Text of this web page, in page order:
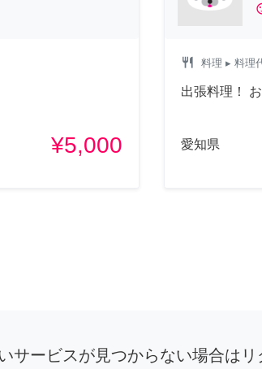
¥5,000
restaurant 料理 ▸ 料理
出張料理！
愛知県
サービスが見つからない場合はリ